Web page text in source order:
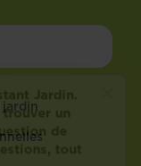
jardin